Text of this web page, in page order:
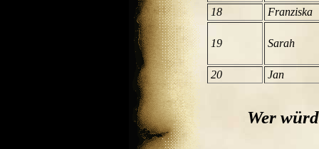
18
Franziska
19 Sarah
20 Jan
Wer